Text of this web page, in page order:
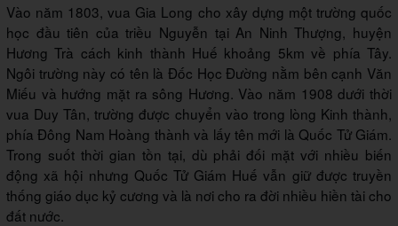
Vào năm 1803, vua Gia Long cho xây dựng một trường quốc
học đầu tiên của triều Nguyễn tại An Ninh Thượng, huyện
Hương Trà cách kinh thành Huế khoảng 5km về phía Tây.
Ngôi trường này có tên là Đốc Học Đường nằm bên cạnh Văn
Miếu và hướng mặt ra sông Hương. Vào năm 1908 dưới thời
vua Duy Tân, trường được chuyển vào trong lòng Kinh thành,
phía Đông Nam Hoàng thành và lấy tên mới là Quốc Tử Giám.
Trong suốt thời gian tồn tại, dù phải đối mặt với nhiều biến
động xã hội nhưng Quốc Tử Giám Huế vẫn giữ được truyền
thống giáo dục kỷ cương và là nơi cho ra đời nhiều hiền tài cho
đất nước.